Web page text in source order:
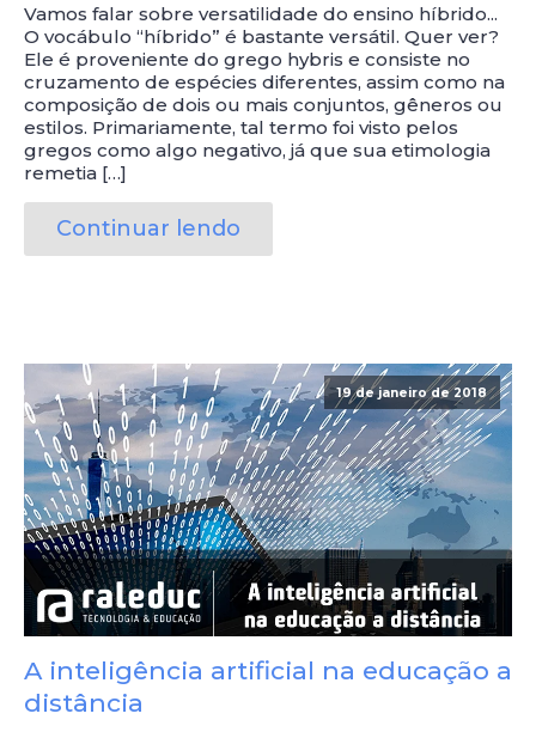
Vamos falar sobre versatilidade do ensino híbrido...
O vocábulo “híbrido” é bastante versátil. Quer ver?
Ele é proveniente do grego hybris e consiste no
cruzamento de espécies diferentes, assim como na
composição de dois ou mais conjuntos, gêneros ou
estilos. Primariamente, tal termo foi visto pelos
gregos como algo negativo, já que sua etimologia
remetia […]
Continuar lendo
19 de janeiro de 2018
A inteligência artificial na educação a
distância